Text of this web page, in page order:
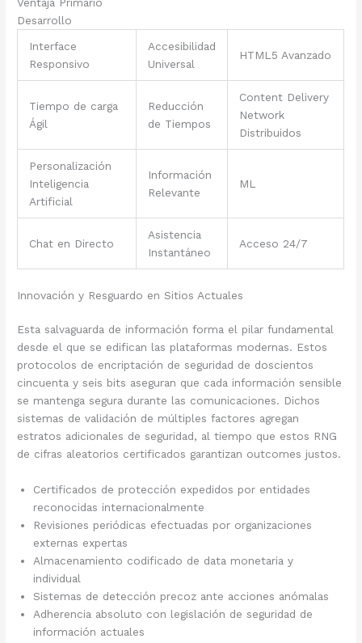
Ventaja Primario
Desarrollo
Interface
Responsivo
Accesibilidad
Universal
HTML5 Avanzado
Tiempo de carga
Ágil
Reducción
de Tiempos
Content Delivery
Network
Distribuidos
Personalización
Inteligencia
Artificial
Información
Relevante
ML
Chat en Directo
Asistencia
Instantáneo
Acceso 24/7
Innovación y Resguardo en Sitios Actuales
Esta salvaguarda de información forma el pilar fundamental
desde el que se edifican las plataformas modernas. Estos
protocolos de encriptación de seguridad de doscientos
cincuenta y seis bits aseguran que cada información sensible
se mantenga segura durante las comunicaciones. Dichos
sistemas de validación de múltiples factores agregan
estratos adicionales de seguridad, al tiempo que estos RNG
de cifras aleatorios certificados garantizan outcomes justos.
Certificados de protección expedidos por entidades
reconocidas internacionalmente
Revisiones periódicas efectuadas por organizaciones
externas expertas
Almacenamiento codificado de data monetaria y
individual
Sistemas de detección precoz ante acciones anómalas
Adherencia absoluto con legislación de seguridad de
información actuales